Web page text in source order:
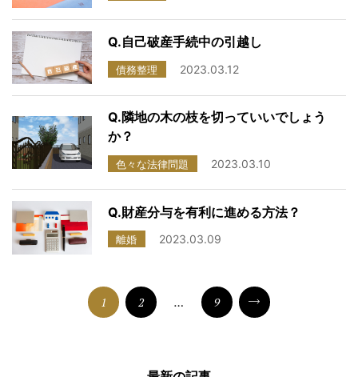
Q.自己破産手続中の引越し
債務整理 2023.03.12
Q.隣地の木の枝を切っていいでしょう
か？
色々な法律問題 2023.03.10
Q.財産分与を有利に進める方法？
離婚 2023.03.09
1 2 … 9